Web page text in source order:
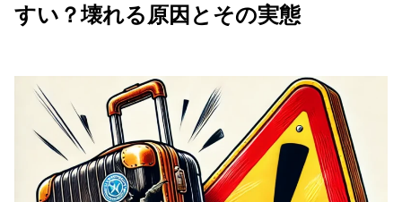
すい？壊れる原因とその実態